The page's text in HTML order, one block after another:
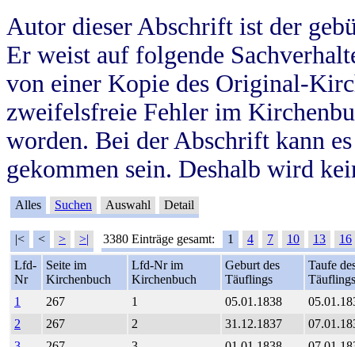
Autor dieser Abschrift ist der
Er weist auf folgende
von einer Kopie des Original-
zweifelsfreie Fehler im
worden. Bei der Abschrift kann
gekommen sein. Deshalb wird
Alles Suchen Auswahl Detail
|< < > >| 3380 Einträge gesamt: 1 4 7 10 13
16
Lfd-
Nr
Seite im
Kirchenbuch
Lfd-Nr im
Kirchenbuch
Geburt des
Täuflings
Taufe
Täuflings
1
267 1 05.01.1838
2
267 2 31.12.1837